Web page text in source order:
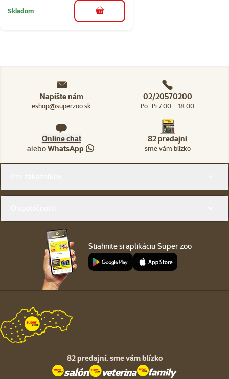
Skladom do košíka
Napíšte nám
eshop@superzoo.sk
02/20570200
Po–Pi 7:00 – 18:00
Online chat
aleboWhatsApp
82 predajní
sme vám blízko
Stiahnite si aplikáciu Super zoo
82 predajní, sme vám blízko